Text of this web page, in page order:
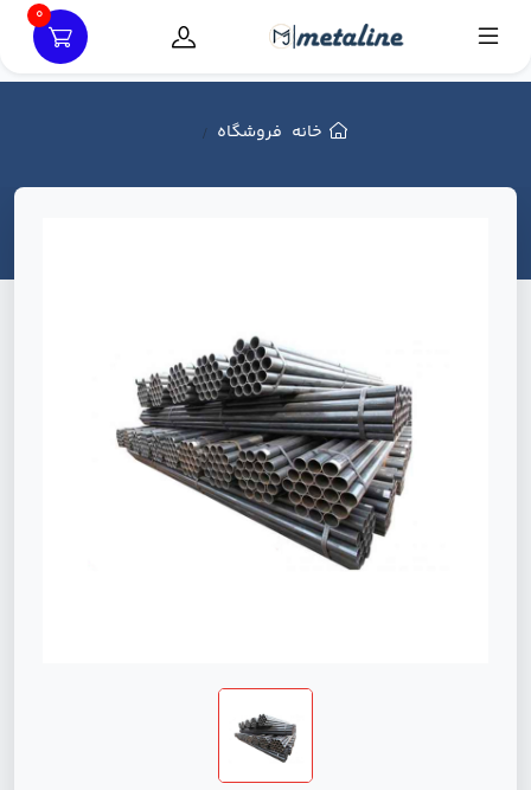
0
خانه فروشگاه